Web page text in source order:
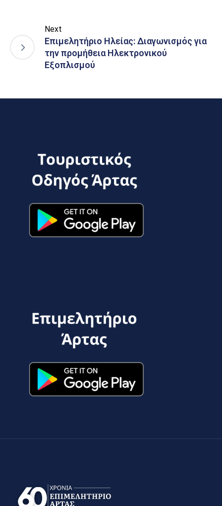
Next
Επιμελητήριο Ηλείας: Διαγωνισμός για
την προμήθεια Ηλεκτρονικού
Εξοπλισμού